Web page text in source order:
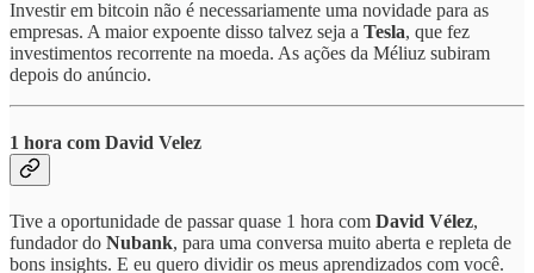
Investir em bitcoin não é necessariamente uma novidade para as
empresas. A maior expoente disso talvez seja a Tesla, que fez
investimentos recorrente na moeda. As ações da Méliuz subiram
depois do anúncio.
1 hora com David Velez
Tive a oportunidade de passar quase 1 hora com David Vélez,
fundador do Nubank, para uma conversa muito aberta e repleta de
bons insights. E eu quero dividir os meus aprendizados com você.